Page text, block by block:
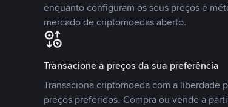
enquanto configuram os seus preços e
mercado de criptomoedas aberto.
Transacione a preços da sua preferência
Transaciona criptomoeda com a liberdade
preços preferidos. Compra ou vende a